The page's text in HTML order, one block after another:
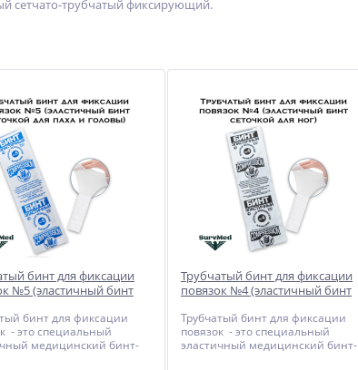
сетчато-трубчатый фиксирующий.
бинт для фиксации
№5 (эластичный бинт
бинт для фиксации
- это специальный
медицинский бинт-
Трубчатый бинт для фиксации
повязок №4 (эластичный бинт
Трубчатый бинт для фиксации
повязок - это специальный
эластичный медицинский бинт-